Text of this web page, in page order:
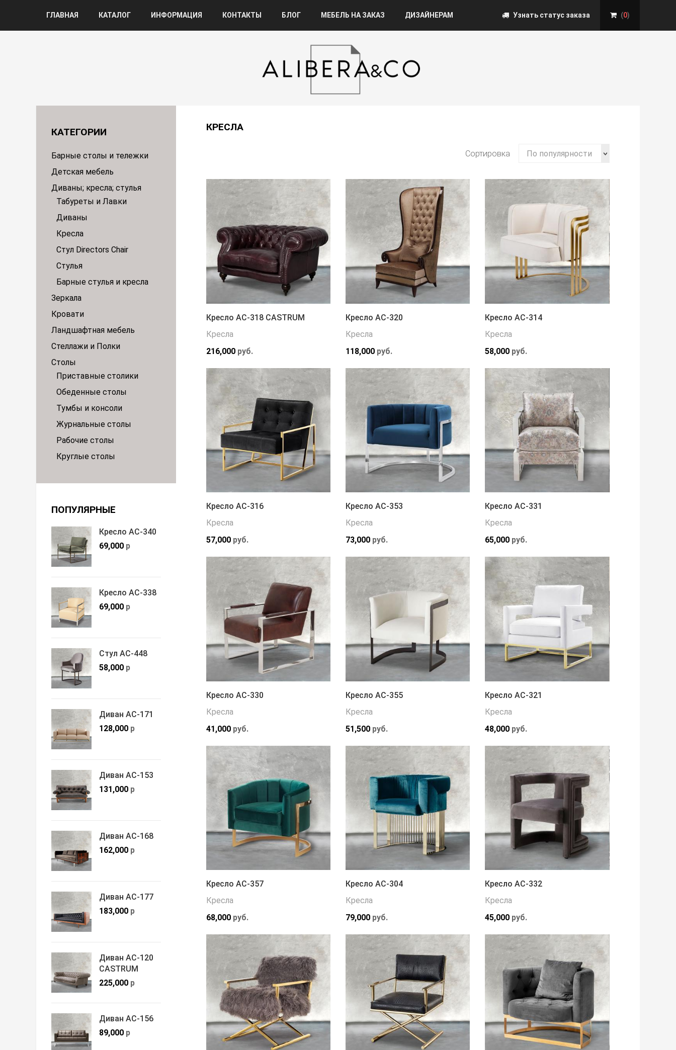
Узнать статус заказа (0)
ГЛАВНАЯ КАТАЛОГ ИНФОРМАЦИЯ КОНТАКТЫ БЛОГ МЕБЕЛЬ НА ЗАКАЗ ДИЗАЙНЕРАМ
КАТЕГОРИИ
Барные столы и тележки
Детская мебель
Диваны; кресла; стулья
Табуреты и Лавки
Диваны
Кресла
Стул Directors Chair
Стулья
Барные стулья и кресла
Зеркала
Кровати
Ландшафтная мебель
Стеллажи и Полки
Столы
Приставные столики
Обеденные столы
Тумбы и консоли
Журнальные столы
Рабочие столы
Круглые столы
ПОПУЛЯРНЫЕ
Кресло АС-340
69,000 р
Кресло АС-338
69,000 р
Стул АС-448
58,000 р
Диван АС-171
128,000 р
Диван АС-153
131,000 р
Диван АС-168
162,000 р
Диван АС-177
183,000 р
Диван АС-120
CASTRUM
225,000 р
Диван АС-156
89,000 р
КРЕСЛА
Сортировка По популярности
Кресло АС-318 CASTRUM
Кресла
216,000руб.
Кресло АС-320
Кресла
118,000руб.
Кресло АС-314
Кресла
58,000 руб.
Кресло АС-316
Кресла
57,000руб.
Кресло АС-353
Кресла
73,000руб.
Кресло АС-331
Кресла
65,000 руб.
Кресло АС-330
Кресла
41,000руб.
Кресло АС-355
Кресла
51,500руб.
Кресло АС-321
Кресла
48,000 руб.
Кресло АС-357
Кресла
68,000руб.
Кресло АС-304
Кресла
79,000руб.
Кресло АС-332
Кресла
45,000 руб.